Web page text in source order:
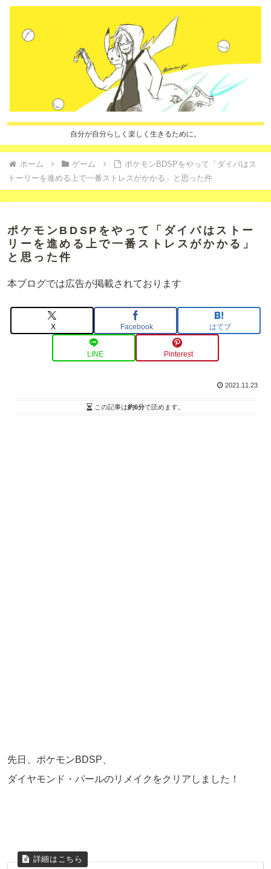
自分が自分らしく楽しく生きるために。
ホーム ゲーム
ポケモンBDSPをやって「ダイパはス
トーリーを進める上で一番ストレスがかかる」と思った件
ポケモンBDSPをやって「ダイパはストー
リーを進める上で一番ストレスがかかる」
と思った件
本ブログでは広告が掲載されております
X Facebook はてブ
LINE Pinterest
2021.11.23
この記事は約6分で読めます。
先日、ポケモンBDSP、
ダイヤモンド・パールのリメイクをクリアしました！